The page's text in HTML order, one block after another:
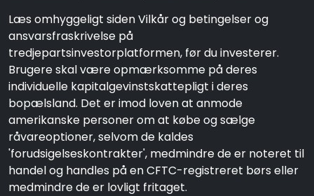
Læs omhyggeligt siden Vilkår og betingelser og
ansvarsfraskrivelse på
tredjepartsinvestorplatformen, før du investerer.
Brugere skal være opmærksomme på deres
individuelle kapitalgevinstskattepligt i deres
bopælsland. Det er imod loven at anmode
amerikanske personer om at købe og sælge
råvareoptioner, selvom de kaldes
'forudsigelseskontrakter', medmindre de er noteret til
handel og handles på en CFTC-registreret børs eller
medmindre de er lovligt fritaget.